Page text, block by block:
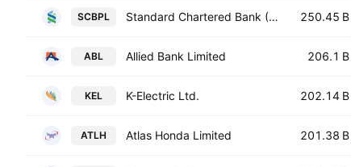
SCBPL Standard Chartered Bank (Pakistan) Limited 250.45 B
ABL Allied Bank Limited 206.1 B
KEL K-Electric Ltd. 202.14 B
ATLH Atlas Honda Limited 201.38 B